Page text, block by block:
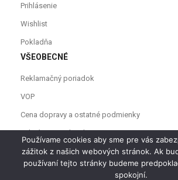
Prihlásenie
Wishlist
Pokladňa
VŠEOBECNÉ
Reklamačný poriadok
VOP
Cena dopravy a ostatné podmienky
Odstúpenie od zmluvy
Používame cookies aby sme pre vás
zážitok z našich webových stránok. Ak
používaní tejto stránky budeme
spokojní.